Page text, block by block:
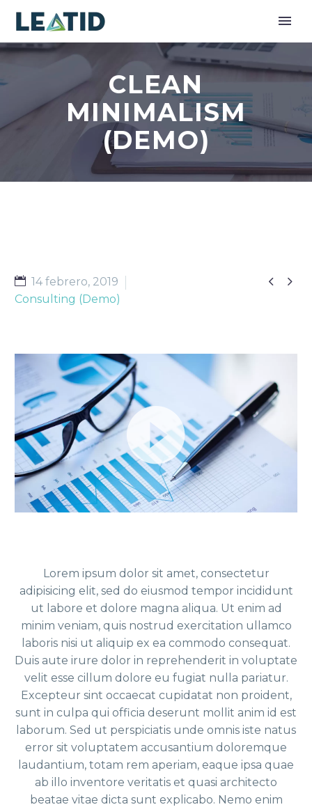
CLEAN
MINIMALISM
(DEMO)
 
14 febrero, 2019
Consulting (Demo)
Lorem ipsum dolor sit amet, consectetur
adipisicing elit, sed do eiusmod tempor incididunt
ut labore et dolore magna aliqua. Ut enim ad
minim veniam, quis nostrud exercitation ullamco
laboris nisi ut aliquip ex ea commodo consequat.
Duis aute irure dolor in reprehenderit in voluptate
velit esse cillum dolore eu fugiat nulla pariatur.
Excepteur sint occaecat cupidatat non proident,
sunt in culpa qui officia deserunt mollit anim id est
laborum. Sed ut perspiciatis unde omnis iste natus
error sit voluptatem accusantium doloremque
laudantium, totam rem aperiam, eaque ipsa quae
ab illo inventore veritatis et quasi architecto
beatae vitae dicta sunt explicabo. Nemo enim